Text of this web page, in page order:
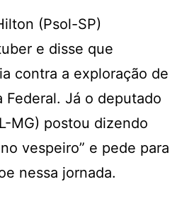
(Psol-SP)
e disse que
contra a exploração de
Federal. Já o deputado
MG) postou dizendo
vespeiro” e pede para
nessa jornada.